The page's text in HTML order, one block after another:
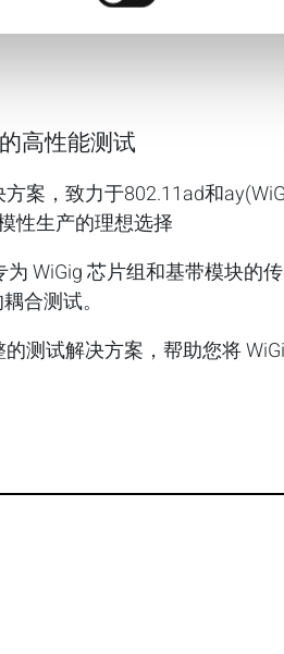
高性能测试
案，致力于802.11ad和
性生产的理想选择
WiGig 芯片组和基带模块的传
合测试。
测试解决方案，帮助您将